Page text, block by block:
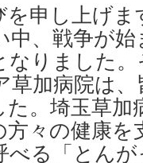
を申し上げ
中、戦争が
りました。
草加病院は
。埼玉草加
々の健康
べる「とん